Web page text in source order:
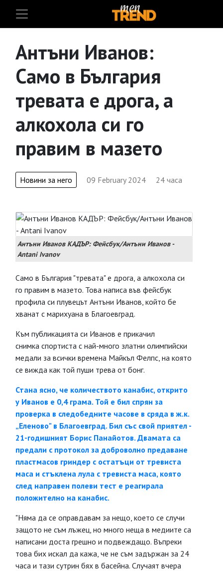
Антъни Иванов:
Само в България
тревата е дрога, а
алкохола си го
правим в мазето
Новини за него 09 February 2024 24 часа
Антъни Иванов КАДЪР: Фейсбук/Антъни Иванов -
Antani Ivanov
Само в България "тревата" е дрога, а алкохола си
го правим в мазето. Това написа във фейсбук
профила си плувецът Антъни Иванов, който бе
хванат с марихуана в Благоевград.
Към публикацията си Иванов е прикачил
снимка спортиста с най-много златни олимпийски
медали за всички времена Майкъл Фелпс, на която
се вижда как той пуши трева от бонг.
Стана ясно, че количеството канабис, открито
у Иванов е 0,4 грама. Той е бил спрян за
проверка в следобедните часове в сряда в ж.к.
„Еленово" в Благоевград. Бил със свой приятел -
21-годишният Борис Панайотов. Двамата са
предали с протокол за доброволно предаване
пластмасов гриндер с остатъци от тревиста
маса и стъклена лула с тревиста маса, която
след направен полеви тест е реагирала
положително на канабис.
"Няма да се оправдавам за нещо, което се случи
защото не съм лъжец, но много неща в медиите са
написани доста грешно и подвеждащо. Въпреки
това бих искал да кажа, че не съм задържан за 24
часа и тази сутрин бях в басейна. Случаят вчера